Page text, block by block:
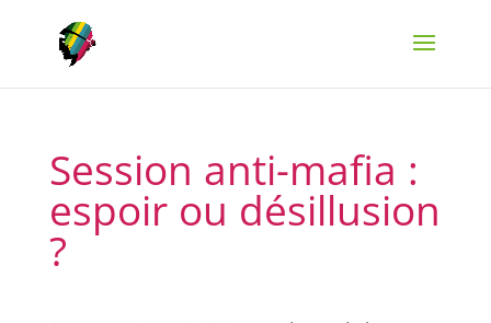
Session anti-mafia :
espoir ou désillusion
?